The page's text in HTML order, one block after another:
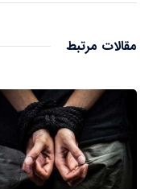
مقالات مرتبط